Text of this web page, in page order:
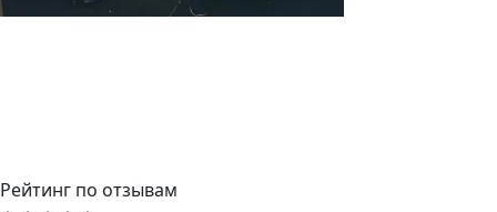
Рейтинг по отзывам